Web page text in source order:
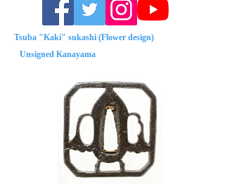
Tsuba "Kaki" sukashi (Flower design)
Unsigned Kanayama